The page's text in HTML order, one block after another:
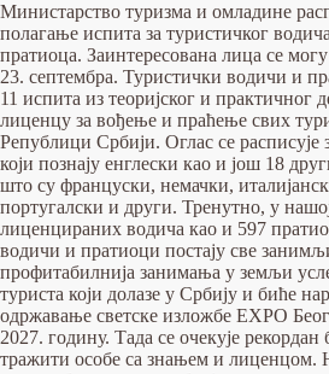
Mинистарство туризма и омладине
полагање испита за туристичког
пратиоца. Заинтересована лица се
23. септембра. Туристички водичи и
11 испита из теоријског и практичног
лиценцу за вођење и праћење свих
Републици Србији. Оглас се расписује
који познају енглески као и још 18
што су француски, немачки,
португалски и други. Тренутно, у
лиценцираних водича као и 597
водичи и пратиоци постају све
профитабилнија занимања у земљи
туриста који долазе у Србију и биће
одржавање светске изложбе EXPO
2027. годину. Тада се очекује рекордан
тражити особе са знањем и лиценцом.